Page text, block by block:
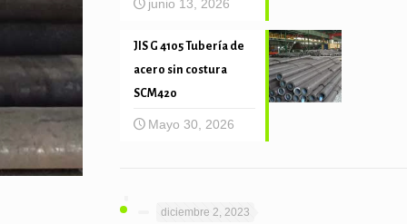
junio 13, 2026
JIS G 4105 Tubería de
acero sin costura
SCM420
Mayo 30, 2026
diciembre 2, 2023